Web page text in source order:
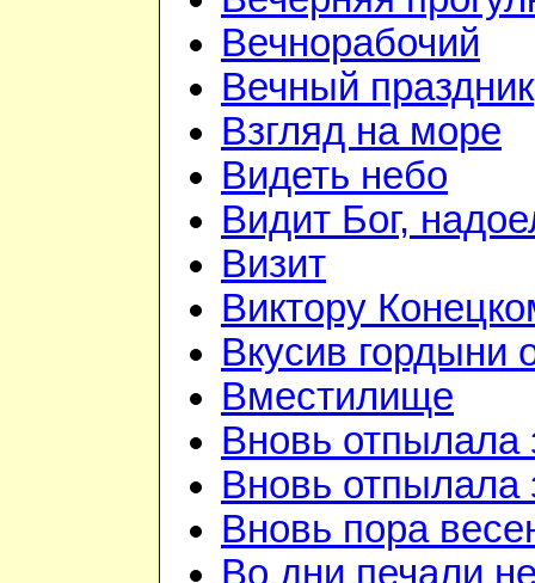
Вечнорабочий
Вечный праздник
Взгляд на море
Видеть небо
Видит Бог,
Визит
Виктору
Вкусив гордыни
Вместилище
Вновь отпылала
Вновь отпылала
Вновь пора
Во дни печали